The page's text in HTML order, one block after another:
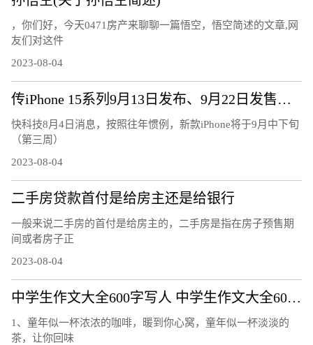
，你们好，今天0471房产来聊聊一篇悟空，悟空简述的文章,网
友们对这件
2023-08-04
传iPhone 15系列9月13日发布、9月22日发售：7大升级、或售5999元起
快科技8月4日消息，按照往年惯例，新款iPhone将于9月中下旬
（第三周）
2023-08-04
二手房贷款首付是给房主还是给银行
一般来说二手房的首付是给房主的，二手房是指在房子预售期
间或者房子正
2023-08-04
中学生作文大全600字写人 中学生作文大全600字
1、童年似一杯浓浓的咖啡，暖到你心窝，童年似一杯淡淡的
茶，让你回味